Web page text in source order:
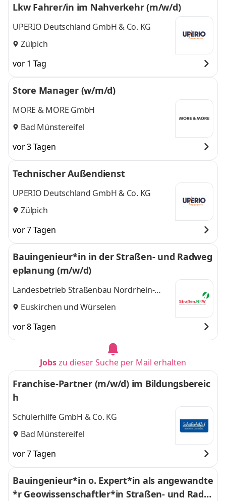
Lkw Fahrer/in im Nahverkehr (m/w/d)
UPERIO Deutschland GmbH & Co. KG
Zülpich
vor 1 Tag
Store Manager (w/m/d)
MORE & MORE GmbH
Bad Münstereifel
vor 3 Tagen
Technischer Außendienst
UPERIO Deutschland GmbH & Co. KG
Zülpich
vor 7 Tagen
Bauingenieur*in in der Straßen- und Radweg
eplanung (m/w/d)
Landesbetrieb Straßenbau Nordrhein-
Westfalen (Straßen.NRW)
Euskirchen undWürselen
vor 8 Tagen
Jobszu dieser Suche per Mail erhalten
Franchise-Partner (m/w/d) im Bildungsbereic
h
Schülerhilfe GmbH & Co. KG
Bad Münstereifel
vor 7 Tagen
Bauingenieur*in o. Expert*in als angewandte
*r Geowissenschaftler*in Straßen- und Radw